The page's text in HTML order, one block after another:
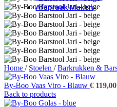
Afspraak Maken
Home / Stoelen / Barkrukken &
By-Boo Vaas Viro - Blauw € 119,00
Back to products